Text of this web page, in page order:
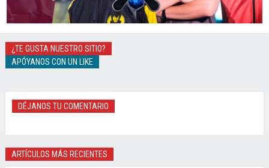
¿TE GUSTA NUESTRO SITIO?
APÓYANOS CON UN LIKE
DÉJANOS TU COMENTARIO
ARTÍCULOS MÁS RECIENTES